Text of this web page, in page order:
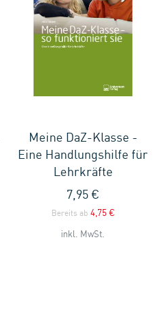
Meine DaZ-Klasse -
Eine Handlungshilfe für
Lehrkräfte
7,95 €
Bereits ab 4,75 €
inkl. MwSt.